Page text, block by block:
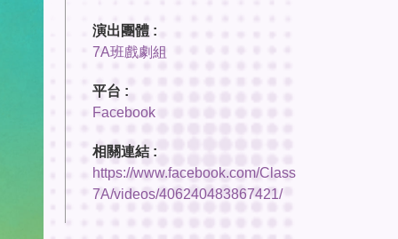
演出團體 :
7A班戲劇組
平台 :
Facebook
相關連結 :
https://www.facebook.com/Class
7A/videos/406240483867421/